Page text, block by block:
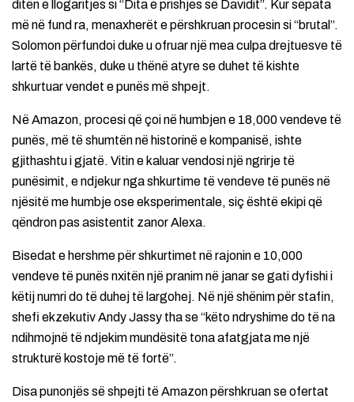
ditën e llogaritjes si “Dita e prishjes së Davidit”. Kur sëpata
më në fund ra, menaxherët e përshkruan procesin si “brutal”.
Solomon përfundoi duke u ofruar një mea culpa drejtuesve të
lartë të bankës, duke u thënë atyre se duhet të kishte
shkurtuar vendet e punës më shpejt.
Në Amazon, procesi që çoi në humbjen e 18,000 vendeve të
punës, më të shumtën në historinë e kompanisë, ishte
gjithashtu i gjatë. Vitin e kaluar vendosi një ngrirje të
punësimit, e ndjekur nga shkurtime të vendeve të punës në
njësitë me humbje ose eksperimentale, siç është ekipi që
qëndron pas asistentit zanor Alexa.
Bisedat e hershme për shkurtimet në rajonin e 10,000
vendeve të punës nxitën një pranim në janar se gati dyfishi i
këtij numri do të duhej të largohej. Në një shënim për stafin,
shefi ekzekutiv Andy Jassy tha se “këto ndryshime do të na
ndihmojnë të ndjekim mundësitë tona afatgjata me një
strukturë kostoje më të fortë”.
Disa punonjës së shpejti të Amazon përshkruan se ofertat